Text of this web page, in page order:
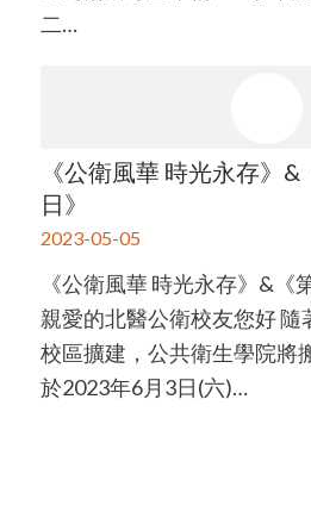
二…
《公衛風華 時光永存》
日》
2023-05-05
《公衛風華 時光永存》&《
親愛的北醫公衛校友您好 隨
校區擴建，公共衛生學院將
於2023年6月3日(六)…